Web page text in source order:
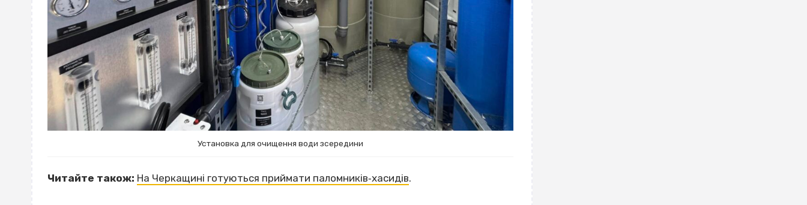
Установка для очищення води зсередини
Читайте також: На Черкащині готуються приймати паломників‐хасидів.